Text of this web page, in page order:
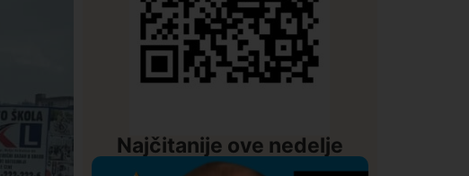
Najčitanije ove nedelje